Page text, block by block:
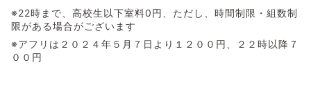
※22時まで、高校生以下室料0円、ただし、時間制限・組数制
限がある場合がございます
※アフリは２０２４年５月７日より１２００円、２２時以降７
００円